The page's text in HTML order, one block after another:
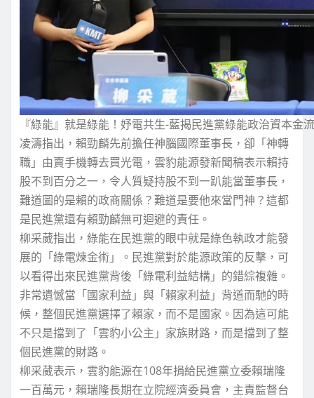
『綠能』就是綠能！妤電共生-藍揭民進黨綠能政治資本金流
凌濤指出，賴勁麟先前擔任神腦國際董事長，卻「神轉
職」由賣手機轉去買光電，雲豹能源發新聞稿表示賴持
股不到百分之一，令人質疑持股不到一趴能當董事長，
難道圖的是賴的政商關係？難道是要他來當門神？這都
是民進黨還有賴勁麟無可迴避的責任。
柳采葳指出，綠能在民進黨的眼中就是綠色執政才能發
展的「綠電煉金術」。民進黨對於能源政策的反擊，可
以看得出來民進黨背後「綠電利益結構」的錯綜複雜。
非常遺憾當「國家利益」與「賴家利益」背道而馳的時
候，整個民進黨選擇了賴家，而不是國家。因為這可能
不只是擋到了「雲豹小公主」家族財路，而是擋到了整
個民進黨的財路。
柳采葳表示，雲豹能源在108年捐給民進黨立委賴瑞隆
一百萬元，賴瑞隆長期在立院經濟委員會，主責監督台